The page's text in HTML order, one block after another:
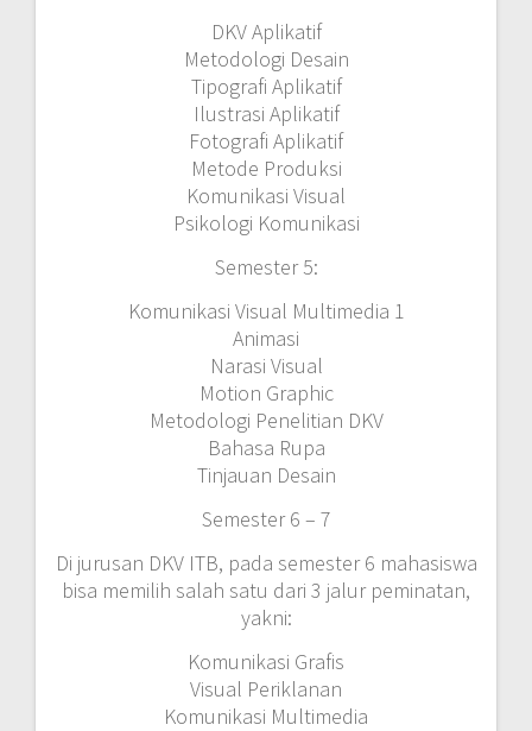
DKV Aplikatif
Metodologi Desain
Tipografi Aplikatif
Ilustrasi Aplikatif
Fotografi Aplikatif
Metode Produksi
Komunikasi Visual
Psikologi Komunikasi
Semester 5:
Komunikasi Visual Multimedia 1
Animasi
Narasi Visual
Motion Graphic
Metodologi Penelitian DKV
Bahasa Rupa
Tinjauan Desain
Semester 6 – 7
Di jurusan DKV ITB, pada semester 6 mahasiswa
bisa memilih salah satu dari 3 jalur peminatan,
yakni:
Komunikasi Grafis
Visual Periklanan
Komunikasi Multimedia